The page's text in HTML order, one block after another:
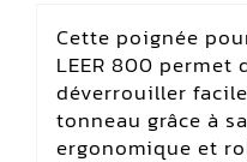
Cette poignée
LEER 800
déverrouiller
tonneau grâce à
ergonomique et